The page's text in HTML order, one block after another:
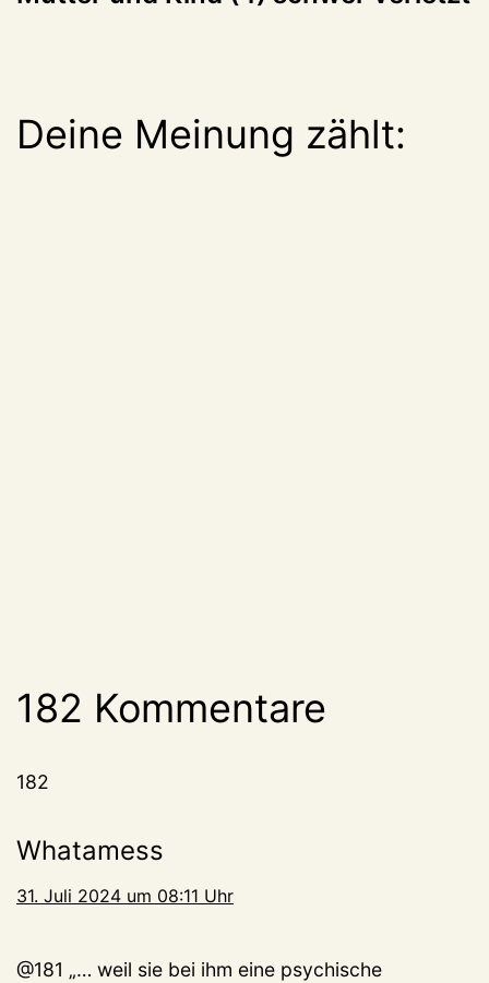
Deine Meinung zählt:
182 Kommentare
182
Whatamess
31. Juli 2024 um 08:11 Uhr
@181 „… weil sie bei ihm eine psychische